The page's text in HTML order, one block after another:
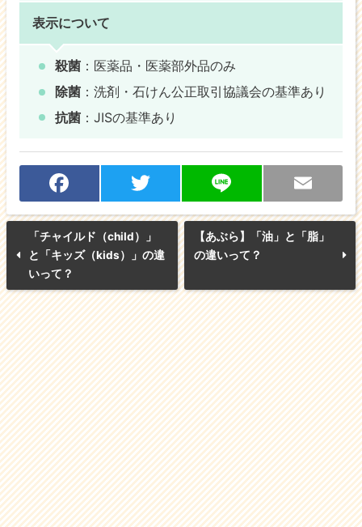
表示について
殺菌 ：医薬品・医薬部外品のみ
除菌 ：洗剤・石けん公正取引協議会の基準あり
抗菌 ：JISの基準あり
F
a
c
e
b
o
o
k
T
w
itt
er
Li
n
e
E
m
l
「チャイルド（child）」
と「キッズ（kids）」の違
いって？
【あぶら】「油」と「脂」
の違いって？